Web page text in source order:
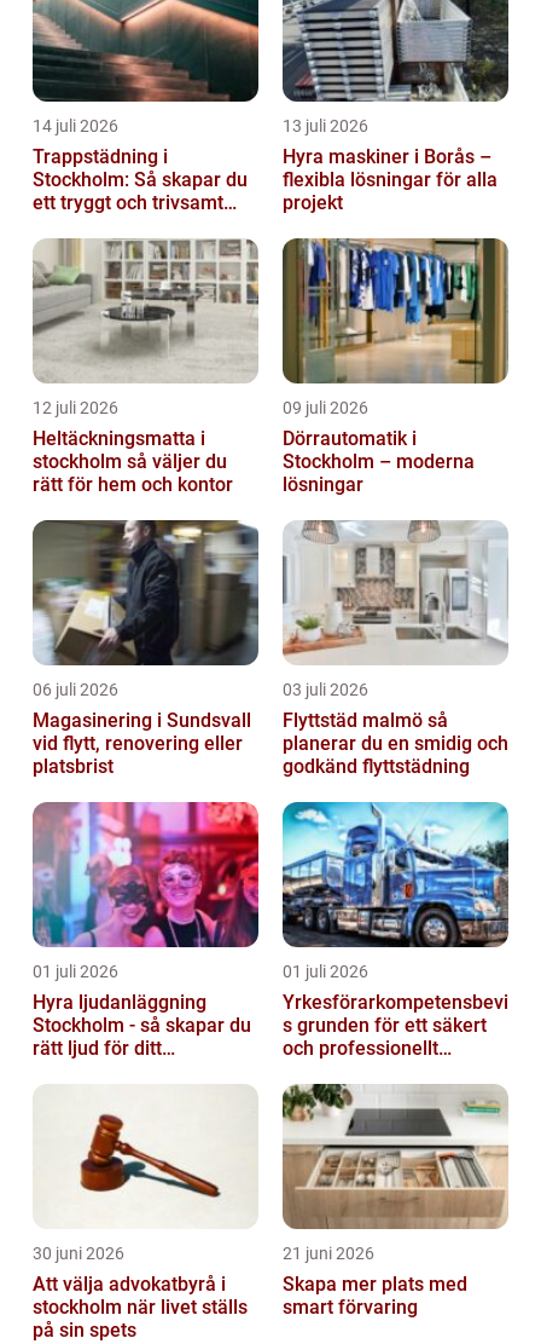
14 juli 2026
Trappstädning i
Stockholm: Så skapar du
ett tryggt och trivsamt
13 juli 2026
Hyra maskiner i Borås –
flexibla lösningar för alla
projekt
12 juli 2026
Heltäckningsmatta i
stockholm så väljer du
rätt för hem och kontor
09 juli 2026
Dörrautomatik i
Stockholm – moderna
lösningar
06 juli 2026
Magasinering i Sundsvall
vid flytt, renovering eller
platsbrist
03 juli 2026
Flyttstäd malmö så
planerar du en smidig och
godkänd flyttstädning
01 juli 2026
Hyra ljudanläggning
Stockholm - så skapar du
rätt ljud för ditt
01 juli 2026
Yrkesförarkompetensbevi
s grunden för ett säkert
och professionellt
30 juni 2026
Att välja advokatbyrå i
stockholm när livet ställs
på sin spets
21 juni 2026
Skapa mer plats med
smart förvaring